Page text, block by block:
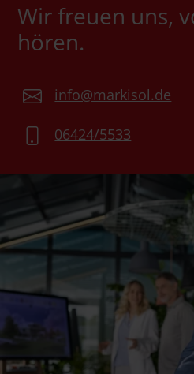
Wir freuen uns,
hören.
info@markisol.de
06424/5533